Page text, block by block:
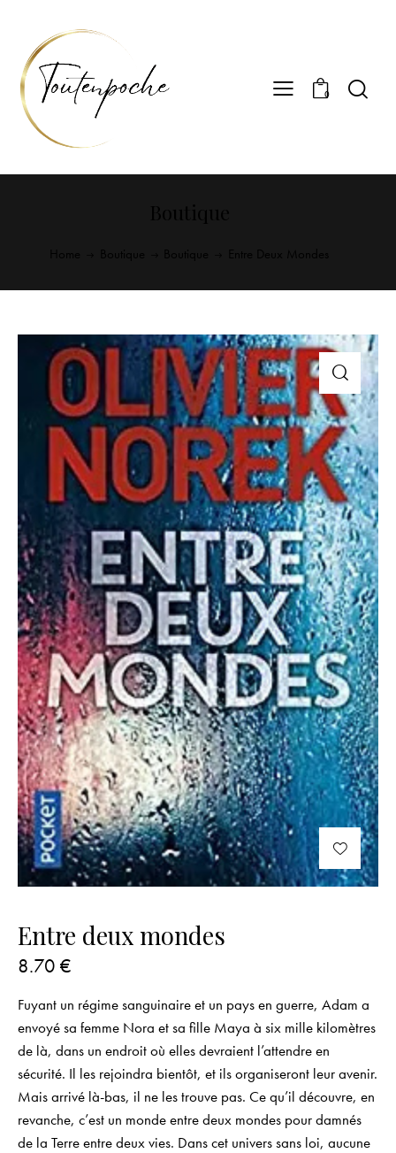
0
Entre deux mondes
8.70 €
Fuyant un régime sanguinaire et un pays en guerre, Adam a
envoyé sa femme Nora et sa fille Maya à six mille kilomètres
de là, dans un endroit où elles devraient l’attendre en
sécurité. Il les rejoindra bientôt, et ils organiseront leur avenir.
Mais arrivé là-bas, il ne les trouve pas. Ce qu’il découvre, en
revanche, c’est un monde entre deux mondes pour damnés
de la Terre entre deux vies. Dans cet univers sans loi, aucune